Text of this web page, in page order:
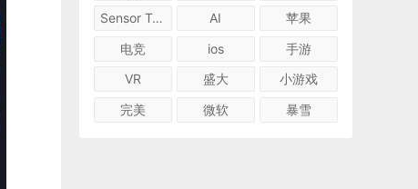
Sensor Tower
AI
苹果
电竞
ios
手游
VR
盛大
小游戏
完美
微软 暴雪